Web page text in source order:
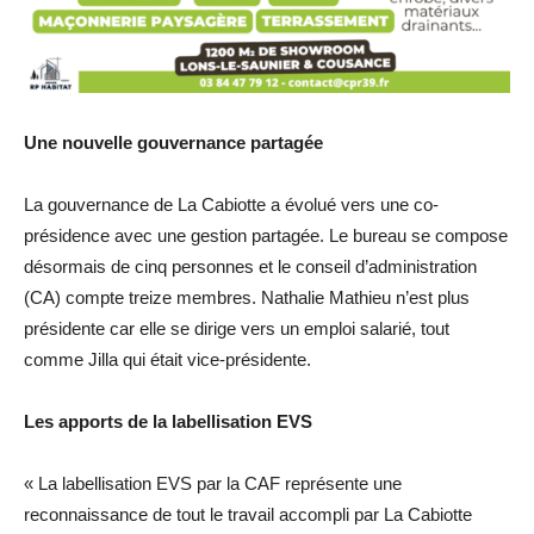
Une nouvelle gouvernance partagée
La gouvernance de La Cabiotte a évolué vers une co-
présidence avec une gestion partagée. Le bureau se compose
désormais de cinq personnes et le conseil d’administration
(CA) compte treize membres. Nathalie Mathieu n’est plus
présidente car elle se dirige vers un emploi salarié, tout
comme Jilla qui était vice-présidente.
Les apports de la labellisation EVS
« La labellisation EVS par la CAF représente une
reconnaissance de tout le travail accompli par La Cabiotte